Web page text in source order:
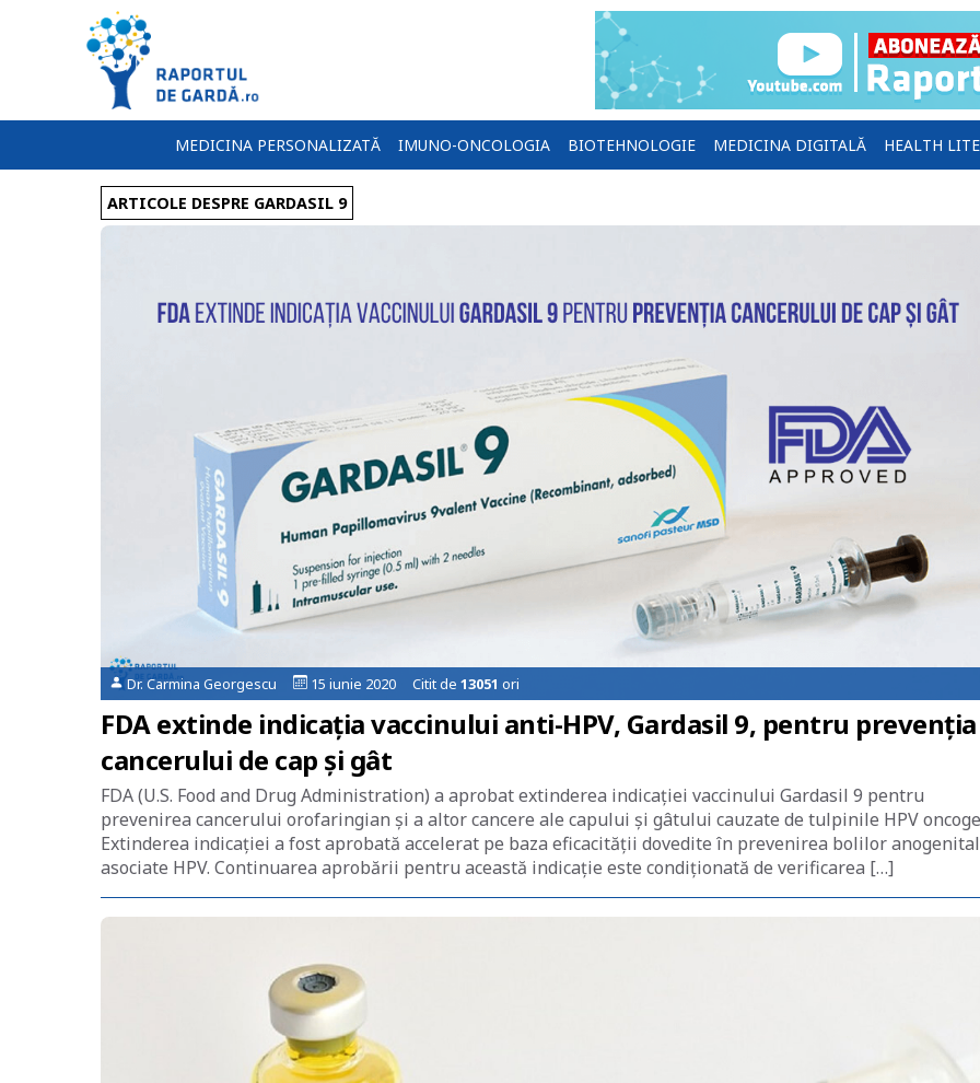
MEDICINA PERSONALIZATĂ IMUNO-ONCOLOGIA BIOTEHNOLOGIE MEDICINA DIGITALĂ HEALTH
ARTICOLE DESPRE GARDASIL 9
Dr. Carmina Georgescu 15 iunie 2020 Citit de 13051 ori
FDA extinde indicația vaccinului anti-HPV, Gardasil 9, pentru prevenția
cancerului de cap și gât
FDA (U.S. Food and Drug Administration) a aprobat extinderea indicației vaccinului Gardasil 9 pentru
prevenirea cancerului orofaringian și a altor cancere ale capului și gâtului cauzate de tulpinile HPV
Extinderea indicației a fost aprobată accelerat pe baza eficacității dovedite în prevenirea bolilor
asociate HPV. Continuarea aprobării pentru această indicație este condiționată de verificarea […]